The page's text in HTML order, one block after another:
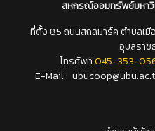
สหกรณ์ออมทรัพย์มหาวิ
ที่ตั้ง 85 ถนนสถลมาร์ค ตำบลเมื
อุบลราช
โทรศัพท์045-353-
E-Mail :